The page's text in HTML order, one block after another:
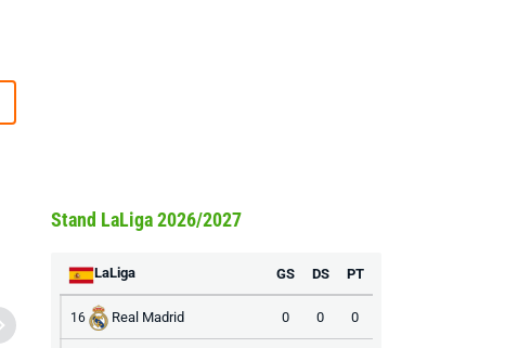
MediaMarkt
EA Sports FC 26 -
F50 Messi Elite Firm
Stand LaLiga 2026/2027
LaLiga GS DS PT
16 Real Madrid 0 0 0